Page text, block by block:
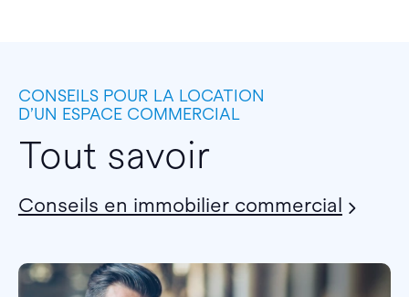
CONSEILS POUR LA LOCATION
D’UN ESPACE COMMERCIAL
Tout savoir
Conseils en immobilier commercial